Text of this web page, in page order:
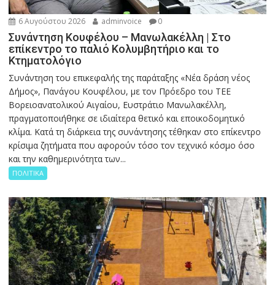
6 Αυγούστου 2026 adminvoice 0
Συνάντηση Κουφέλου – Μανωλακέλλη | Στο
επίκεντρο το παλιό Κολυμβητήριο και το
Κτηματολόγιο
Συνάντηση του επικεφαλής της παράταξης «Νέα δράση νέος
Δήμος», Πανάγου Κουφέλου, με τον Πρόεδρο του ΤΕΕ
Βορειοανατολικού Αιγαίου, Ευστράτιο Μανωλακέλλη,
πραγματοποιήθηκε σε ιδιαίτερα θετικό και εποικοδομητικό
κλίμα. Κατά τη διάρκεια της συνάντησης τέθηκαν στο επίκεντρο
κρίσιμα ζητήματα που αφορούν τόσο τον τεχνικό κόσμο όσο
και την καθημερινότητα των...
ΠΟΛΙΤΙΚΑ